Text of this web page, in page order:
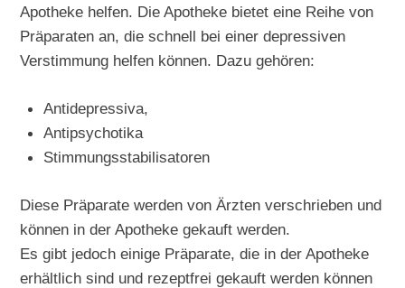
Apotheke helfen. Die Apotheke bietet eine Reihe von
Präparaten an, die schnell bei einer depressiven
Verstimmung helfen können. Dazu gehören:
Antidepressiva,
Antipsychotika
Stimmungsstabilisatoren
Diese Präparate werden von Ärzten verschrieben und
können in der Apotheke gekauft werden.
Es gibt jedoch einige Präparate, die in der Apotheke
erhältlich sind und rezeptfrei gekauft werden können